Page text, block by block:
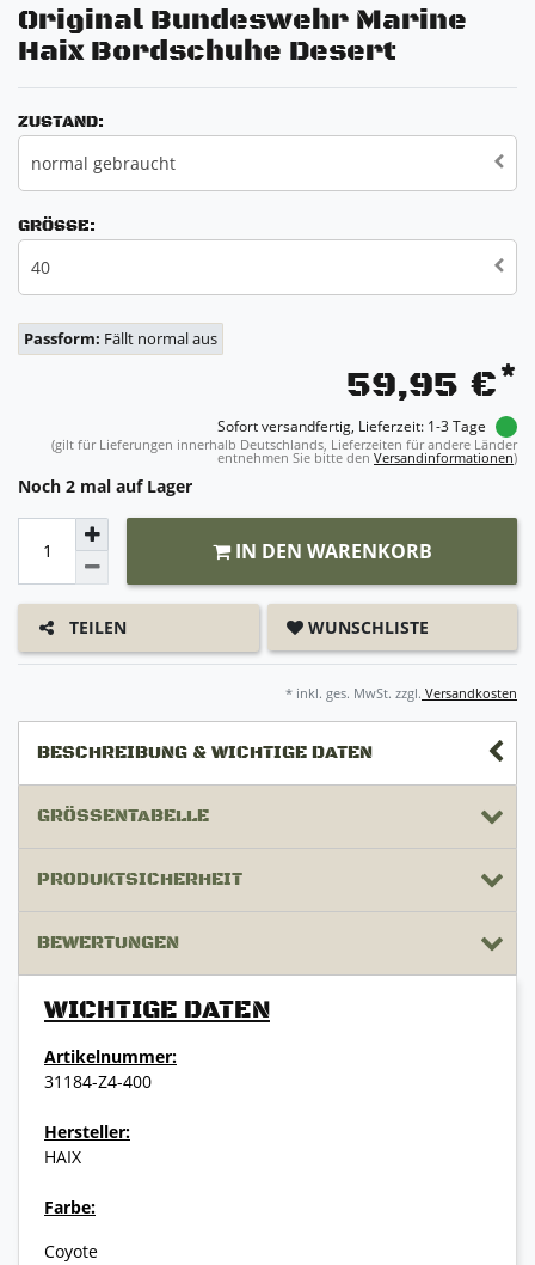
Original Bundeswehr Marine
Haix Bordschuhe Desert
ZUSTAND:
normal gebraucht
GRÖSSE:
40
Passform: Fällt normal aus
59,95 €*
Sofort versandfertig, Lieferzeit: 1-3 Tage
(gilt für Lieferungen innerhalb Deutschlands, Lieferzeiten für andere Länder
entnehmen Sie bitte den Versandinformationen)
Noch 2 mal auf Lager
IN DEN WARENKORB
TEILEN WUNSCHLISTE
* inkl. ges. MwSt. zzgl. Versandkosten
BESCHREIBUNG & WICHTIGE DATEN
GRÖSSENTABELLE
PRODUKTSICHERHEIT
BEWERTUNGEN
WICHTIGE DATEN
Artikelnummer:
31184-Z4-400
Hersteller:
HAIX
Farbe:
Coyote